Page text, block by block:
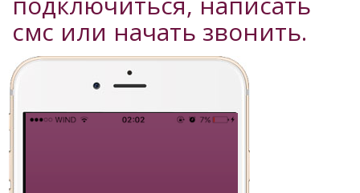
смс или начать звонить.